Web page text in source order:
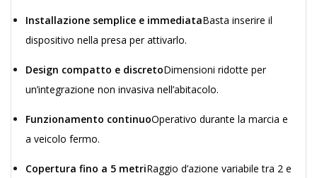
Installazione semplice e immediataBasta inserire il
dispositivo nella presa per attivarlo.
Design compatto e discretoDimensioni ridotte per
un’integrazione non invasiva nell’abitacolo.
Funzionamento continuoOperativo durante la marcia e
a veicolo fermo.
Copertura fino a 5 metriRaggio d’azione variabile tra 2 e